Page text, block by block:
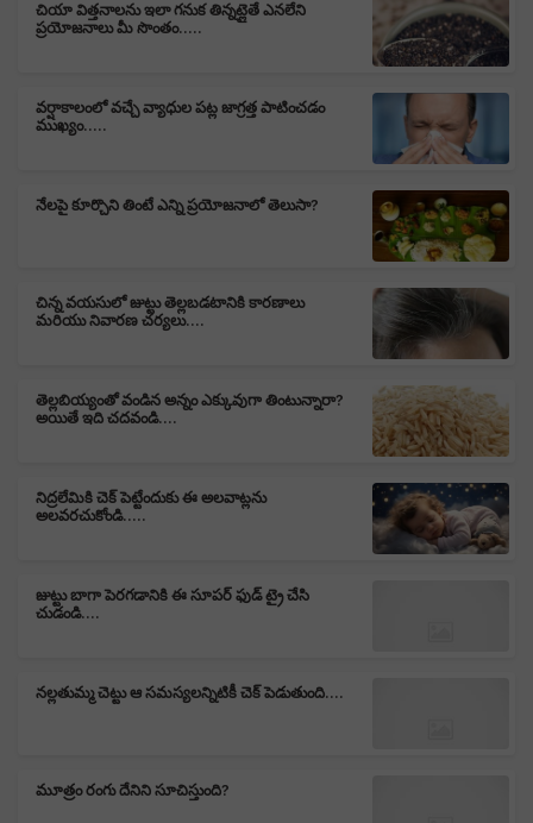
చియా విత్తనాలను ఇలా గనుక తిన్నట్లైతే ఎనలేని
ప్రయోజనాలు మీ సొంతం.....
వర్షాకాలంలో వచ్చే వ్యాధుల పట్ల జాగ్రత్త పాటించడం
ముఖ్యం.....
నేలపై కూర్చొని తింటే ఎన్ని ప్రయోజనాలో తెలుసా?
చిన్న వయసులో జుట్టు తెల్లబడటానికి కారణాలు
మరియు నివారణ చర్యలు....
తెల్లబియ్యంతో వండిన అన్నం ఎక్కువుగా తింటున్నారా?
అయితే ఇది చదవండి....
నిద్రలేమికి చెక్ పెట్టేందుకు ఈ అలవాట్లను
అలవరచుకోండి.....
జుట్టు బాగా పెరగడానికి ఈ సూపర్ ఫుడ్ ట్రై చేసి
చుడండి....
నల్లతుమ్మ చెట్టు ఆ సమస్యలన్నిటికీ చెక్ పెడుతుంది....
మూత్రం రంగు దేనిని సూచిస్తుంది?